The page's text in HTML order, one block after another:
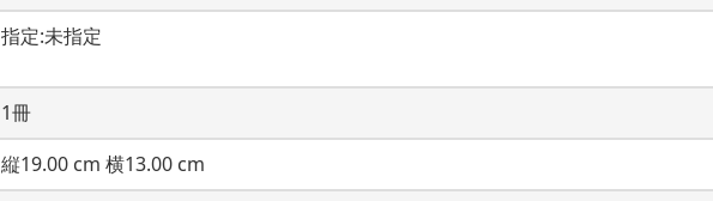
指定:未指定
1冊
縦19.00 cm 横13.00 cm